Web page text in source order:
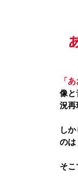
「
像と
況再
し
のは
そ